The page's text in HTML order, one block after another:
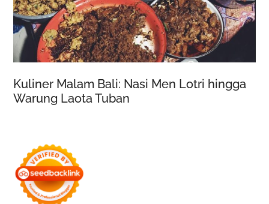
Kuliner Malam Bali: Nasi Men Lotri hingga
Warung Laota Tuban